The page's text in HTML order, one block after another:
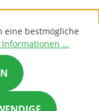
eine bestmögliche
...